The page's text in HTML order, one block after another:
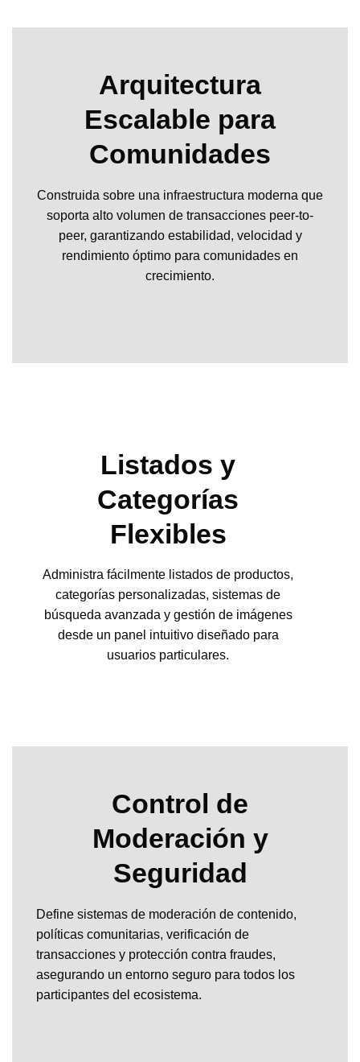
Arquitectura
Escalable para
Comunidades
Construida sobre una infraestructura moderna que
soporta alto volumen de transacciones peer-to-
peer, garantizando estabilidad, velocidad y
rendimiento óptimo para comunidades en
crecimiento.
Listados y
Categorías
Flexibles
Administra fácilmente listados de productos,
categorías personalizadas, sistemas de
búsqueda avanzada y gestión de imágenes
desde un panel intuitivo diseñado para
usuarios particulares.
Control de
Moderación y
Seguridad
Define sistemas de moderación de contenido,
políticas comunitarias, verificación de
transacciones y protección contra fraudes,
asegurando un entorno seguro para todos los
participantes del ecosistema.